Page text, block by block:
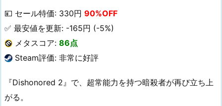
💴 セール特価: 330円 90%OFF
✅ 最安値を更新: -165円 (-5%)
メタスコア: 86点
Steam評価: 非常に好評
『Dishonored 2』で、超常能力を持つ暗殺者が再び立ち上
がる。